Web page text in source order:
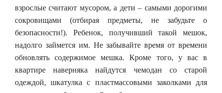
взрослые считают мусором, а дети – самыми дорогими
сокровищами (отбирая предметы, не забудьте о
безопасности!). Ребенок, получивший такой мешок,
надолго займется им. Не забывайте время от времени
обновлять содержимое мешка. Кроме того, у вас в
квартире наверняка найдутся чемодан со старой
одеждой, шкатулка с пластмассовыми заколками для